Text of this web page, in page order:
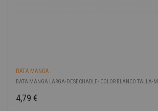
BATA MANGA...
BATA MANGA LARGA-DESECHABLE- COLOR BLANCO TALLA-M
4,79 €